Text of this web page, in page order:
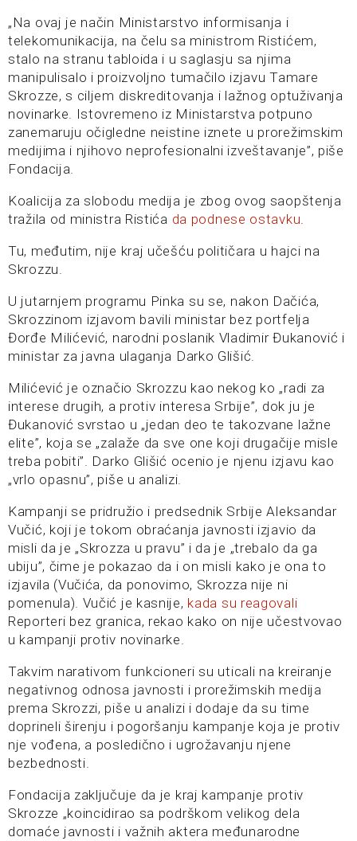
„Na ovaj je način Ministarstvo informisanja i
telekomunikacija, na čelu sa ministrom Ristićem,
stalo na stranu tabloida i u saglasju sa njima
manipulisalo i proizvoljno tumačilo izjavu Tamare
Skrozze, s ciljem diskreditovanja i lažnog optuživanja
novinarke. Istovremeno iz Ministarstva potpuno
zanemaruju očigledne neistine iznete u prorežimskim
medijima i njihovo neprofesionalni izveštavanje”, piše
Fondacija.
Koalicija za slobodu medija je zbog ovog saopštenja
tražila od ministra Ristića da podnese ostavku.
Tu, međutim, nije kraj učešću političara u hajci na
Skrozzu.
U jutarnjem programu Pinka su se, nakon Dačića,
Skrozzinom izjavom bavili ministar bez portfelja
Đorđe Milićević, narodni poslanik Vladimir Đukanović i
ministar za javna ulaganja Darko Glišić.
Milićević je označio Skrozzu kao nekog ko „radi za
interese drugih, a protiv interesa Srbije”, dok ju je
Đukanović svrstao u „jedan deo te takozvane lažne
elite”, koja se „zalaže da sve one koji drugačije misle
treba pobiti”. Darko Glišić ocenio je njenu izjavu kao
„vrlo opasnu”, piše u analizi.
Kampanji se pridružio i predsednik Srbije Aleksandar
Vučić, koji je tokom obraćanja javnosti izjavio da
misli da je „Skrozza u pravu” i da je „trebalo da ga
ubiju”, čime je pokazao da i on misli kako je ona to
izjavila (Vučića, da ponovimo, Skrozza nije ni
pomenula). Vučić je kasnije, kada su reagovali
Reporteri bez granica, rekao kako on nije učestvovao
u kampanji protiv novinarke.
Takvim narativom funkcioneri su uticali na kreiranje
negativnog odnosa javnosti i prorežimskih medija
prema Skrozzi, piše u analizi i dodaje da su time
doprineli širenju i pogoršanju kampanje koja je protiv
nje vođena, a posledično i ugrožavanju njene
bezbednosti.
Fondacija zaključuje da je kraj kampanje protiv
Skrozze „koincidirao sa podrškom velikog dela
domaće javnosti i važnih aktera međunarodne